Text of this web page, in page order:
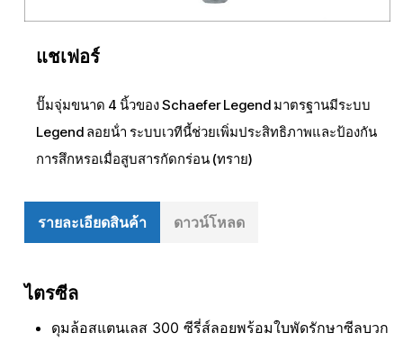
แชเฟอร์
ปั๊มจุ่มขนาด 4 นิ้วของ Schaefer Legend มาตรฐานมีระบบ
Legend ลอยน้ํา ระบบเวทีนี้ช่วยเพิ่มประสิทธิภาพและป้องกัน
การสึกหรอเมื่อสูบสารกัดกร่อน (ทราย)
รายละเอียดสินค้า ดาวน์โหลด
ไตรซีล
ดุมล้อสแตนเลส 300 ซีรี่ส์ลอยพร้อมใบพัดรักษาซีลบวก